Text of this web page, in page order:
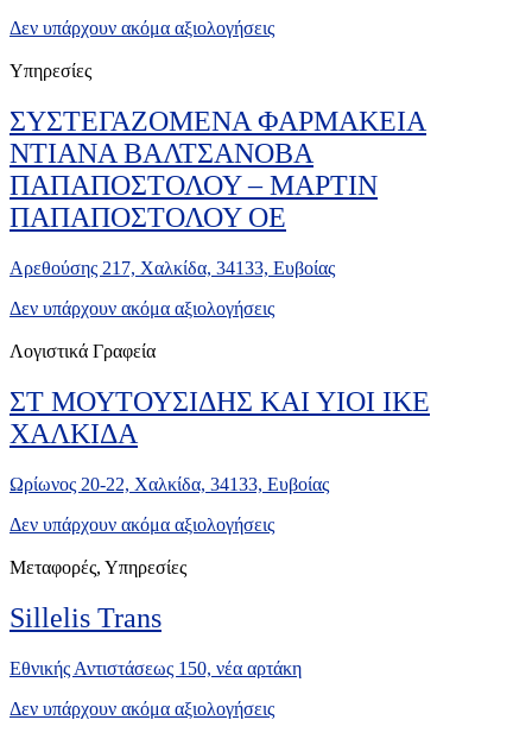
Δεν υπάρχουν ακόμα αξιολογήσεις
Υπηρεσίες
ΣΥΣΤΕΓΑΖΟΜΕΝΑ ΦΑΡΜΑΚΕΙΑ
ΝΤΙΑΝΑ ΒΑΛΤΣΑΝΟΒΑ
ΠΑΠΑΠΟΣΤΟΛΟΥ – ΜΑΡΤΙΝ
ΠΑΠΑΠΟΣΤΟΛΟΥ ΟΕ
Αρεθούσης 217, Χαλκίδα, 34133, Ευβοίας
Δεν υπάρχουν ακόμα αξιολογήσεις
Λογιστικά Γραφεία
ΣΤ ΜΟΥΤΟΥΣΙΔΗΣ ΚΑΙ ΥΙΟΙ ΙΚΕ
ΧΑΛΚΙΔΑ
Ωρίωνος 20-22, Χαλκίδα, 34133, Ευβοίας
Δεν υπάρχουν ακόμα αξιολογήσεις
Μεταφορές, Υπηρεσίες
Sillelis Trans
Εθνικής Αντιστάσεως 150, νέα αρτάκη
Δεν υπάρχουν ακόμα αξιολογήσεις